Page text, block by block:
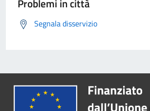
Problemi in città
Segnala disservizio